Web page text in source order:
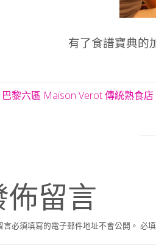
有了食譜寶典的
巴黎六區 Maison Verot 傳統熟食店
佈留言
言必須填寫的電子郵件地址不會公開。 必